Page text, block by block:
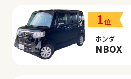
1位
ホンダ
NBOX